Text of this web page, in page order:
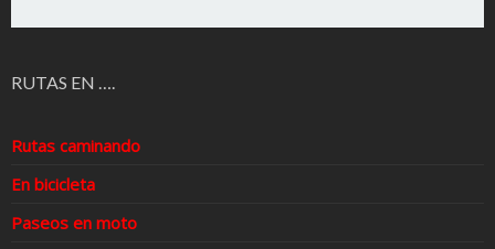
RUTAS EN ….
Rutas caminando
En bicicleta
Paseos en moto